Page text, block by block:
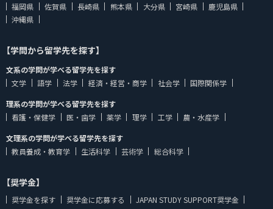
福岡県
佐賀県 長崎県 熊本県 大分県 宮崎県
鹿児島県
沖縄県
【学問から留学先を探す】
文系の学問が学べる留学先を探す
文学
語学 法学 経済・経営・商学 社会学
国際関係学
理系の学問が学べる留学先を探す
看護・保健学
医・歯学 薬学 理学 工学
農・水産学
文理系の学問が学べる留学先を探す
教員養成・教育学
生活科学 芸術学 総合科学
【奨学金】
奨学金を探す 奨学金に応募する JAPAN STUDY SUPPORT奨学金